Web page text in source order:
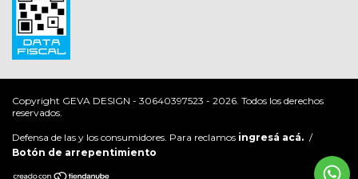
Copyright GEVA DESIGN - 30640397523 - 2026. Todos los derechos
reservados.
Defensa de las y los consumidores. Para reclamos ingresá acá. /
Botón de arrepentimiento